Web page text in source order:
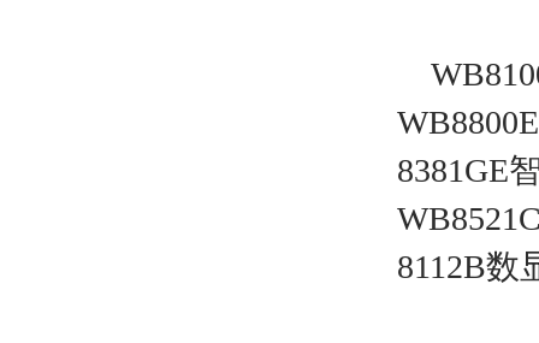
8381GE
8112B数